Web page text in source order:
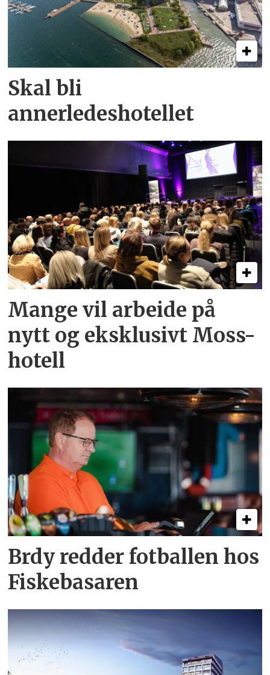
Skal bli
annerledeshotellet
Mange vil arbeide på
nytt og eksklusivt Moss-
hotell
Brdy redder fotballen hos
Fiskebasaren